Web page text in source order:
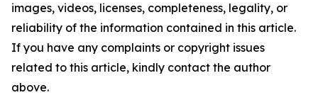
images, videos, licenses, completeness, legality, or
reliability of the information contained in this article.
If you have any complaints or copyright issues
related to this article, kindly contact the author
above.